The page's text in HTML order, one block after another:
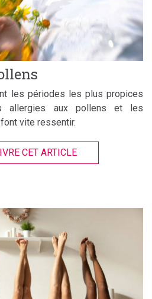
les périodes les plus propices
allergies aux pollens et les
vite ressentir.
CET ARTICLE